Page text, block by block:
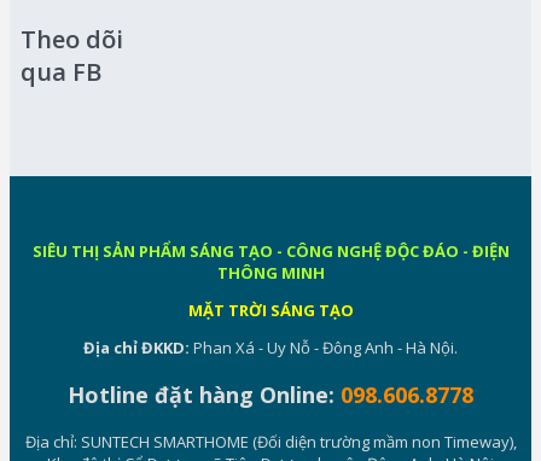
Theo dõi
qua FB
SIÊU THỊ SẢN PHẨM SÁNG TẠO - CÔNG NGHỆ ĐỘC ĐÁO - ĐIỆN
THÔNG MINH
MẶT TRỜI SÁNG TẠO
Địa chỉ ĐKKD: Phan Xá - Uy Nỗ - Đông Anh - Hà Nội.
Hotline đặt hàng Online: 098.606.8778
Địa chỉ: SUNTECH SMARTHOME (Đối diện trường mầm non Timeway),